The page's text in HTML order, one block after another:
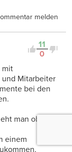
melden
11
0
mit
Mitarbeiter
bei den
man oben.
einem